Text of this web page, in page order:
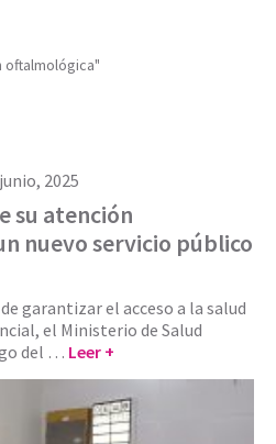
oftalmológica"
2025
su atención
nuevo servicio público
garantizar el acceso a la salud
el Ministerio de Salud
del … Leer +